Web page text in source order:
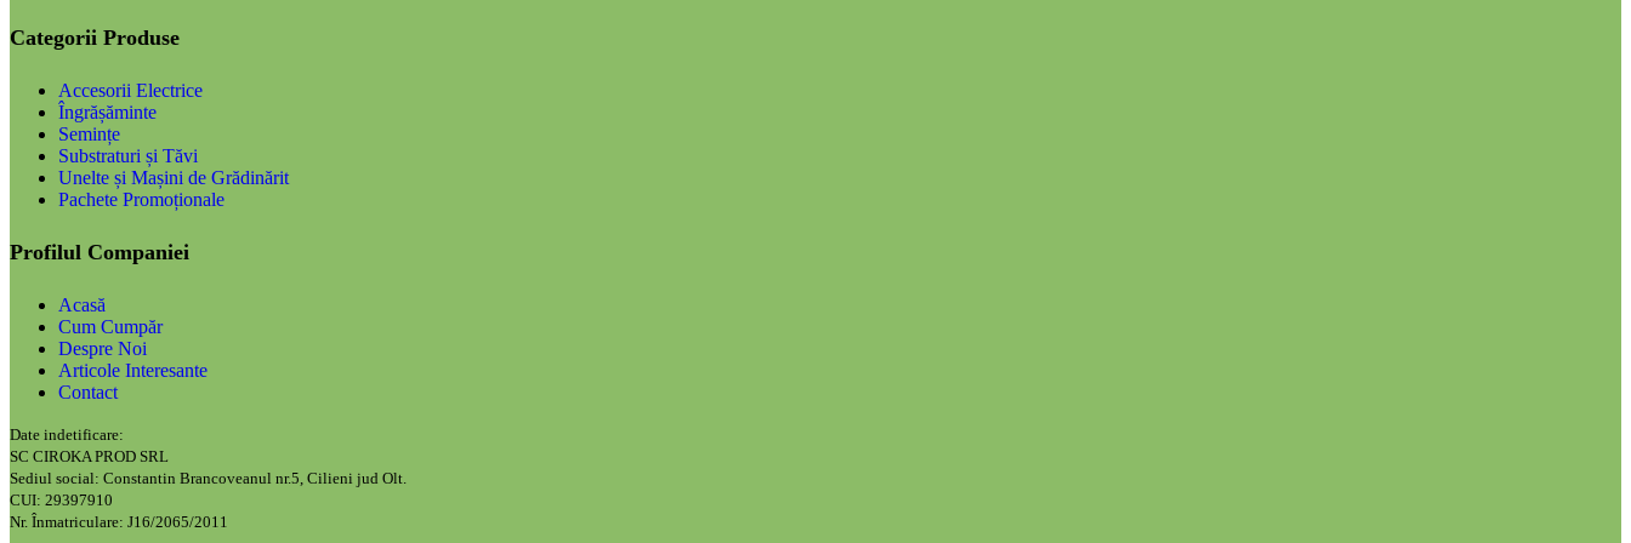
Categorii Produse
Accesorii Electrice
Îngrășăminte
Semințe
Substraturi și Tăvi
Unelte și Mașini de Grădinărit
Pachete Promoționale
Profilul Companiei
Acasă
Cum Cumpăr
Despre Noi
Articole Interesante
Contact
Date indetificare:
SC CIROKA PROD SRL
Sediul social: Constantin Brancoveanul nr.5, Cilieni jud Olt.
CUI: 29397910
Nr. Înmatriculare: J16/2065/2011